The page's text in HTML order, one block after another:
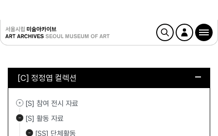
[C] 정정엽 컬렉션
[S] 참여 전시 자료
[S] 활동 자료
[SS] 단체활동